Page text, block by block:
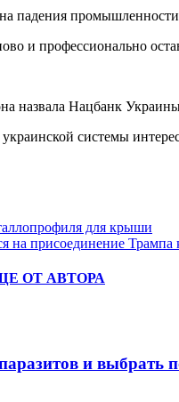
падения промышленности
и профессионально
назвала Нацбанк
системы
для крыши
присоединение Трампа
ОТ АВТОРА
и выбрать